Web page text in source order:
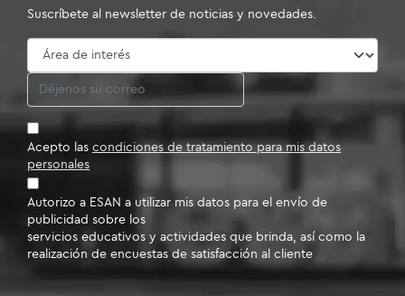
Suscríbete al newsletter de noticias y novedades.
Acepto las condiciones de tratamiento para mis datos
personales
Autorizo a ESAN a utilizar mis datos para el envío de
publicidad sobre los
servicios educativos y actividades que brinda, así como la
realización de encuestas de satisfacción al cliente